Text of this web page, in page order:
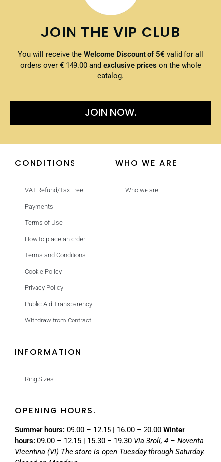
JOIN THE VIP CLUB
You will receive the Welcome Discount of 5€ valid for all
orders over € 149.00 and exclusive prices on the whole
catalog.
JOIN NOW.
CONDITIONS
VAT Refund/Tax Free
Payments
Terms of Use
How to place an order
Terms and Conditions
Cookie Policy
Privacy Policy
Public Aid Transparency
Withdraw from Contract
WHO WE ARE
Who we are
INFORMATION
Ring Sizes
OPENING HOURS.
Summer hours: 09.00 – 12.15 | 16.00 – 20.00 Winter
hours: 09.00 – 12.15 | 15.30 – 19.30 Via Broli, 4 – Noventa
Vicentina (VI) The store is open Tuesday through Saturday.